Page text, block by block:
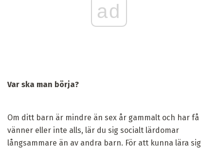
ad
Var ska man börja?
Om ditt barn är mindre än sex år gammalt och har få
vänner eller inte alls, lär du sig socialt lärdomar
långsammare än av andra barn. För att kunna lära sig